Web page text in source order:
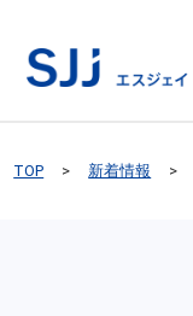
TOP 新着情報